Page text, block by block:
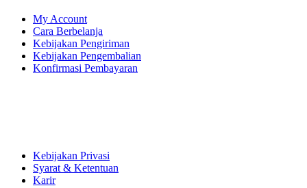
My Account
Cara Berbelanja
Kebijakan Pengiriman
Kebijakan Pengembalian
Konfirmasi Pembayaran
Kebijakan Privasi
Syarat & Ketentuan
Karir